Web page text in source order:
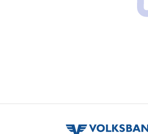
volksbank